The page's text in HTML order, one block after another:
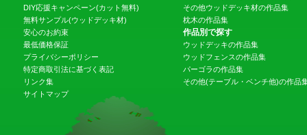
DIY応援キャンペーン(カット無料)
無料サンプル(ウッドデッキ材)
安心のお約束
最低価格保証
プライバシーポリシー
特定商取引法に基づく表記
リンク集
サイトマップ
その他ウッドデッキ材の作品集
枕木の作品集
作品別で探す
ウッドデッキの作品集
ウッドフェンスの作品集
パーゴラの作品集
その他(テーブル・ベンチ他)の作品